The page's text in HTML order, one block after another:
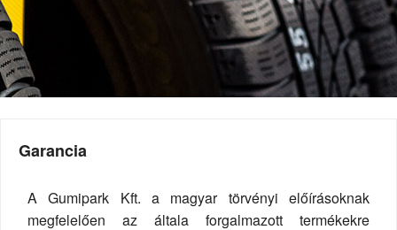
Garancia
A Gumipark Kft. a magyar törvényi előírásoknak
megfelelően az általa forgalmazott termékekre